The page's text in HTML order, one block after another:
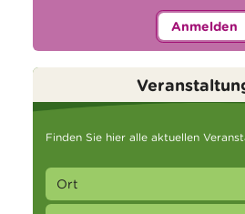
Anmelden
Finden Sie hier alle aktuellen